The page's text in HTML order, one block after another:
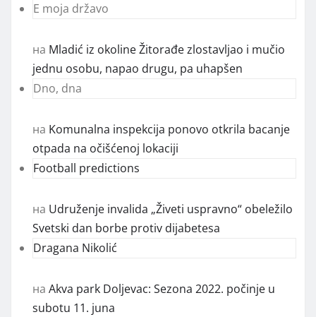
E moja državo
на Mladić iz okoline Žitorađe zlostavljao i mučio
jednu osobu, napao drugu, pa uhapšen
Dno, dna
на Komunalna inspekcija ponovo otkrila bacanje
otpada na očišćenoj lokaciji
Football predictions
на Udruženje invalida „Živeti uspravno“ obeležilo
Svetski dan borbe protiv dijabetesa
Dragana Nikolić
на Akva park Doljevac: Sezona 2022. počinje u
subotu 11. juna